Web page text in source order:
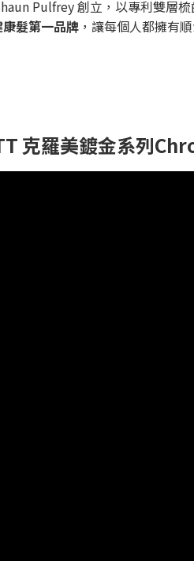
Pulfrey 創立，以專利雙層
髮第一品牌 ，讓每個人都擁有
克羅美鍍金系列